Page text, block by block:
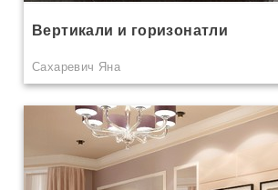
Вертикали и горизонатли
Сахаревич Яна